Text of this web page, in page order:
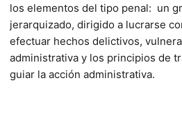
los elementos del tipo penal: un
jerarquizado, dirigido a lucrarse
efectuar hechos delictivos,
administrativa y los principios de
guiar la acción administrativa.